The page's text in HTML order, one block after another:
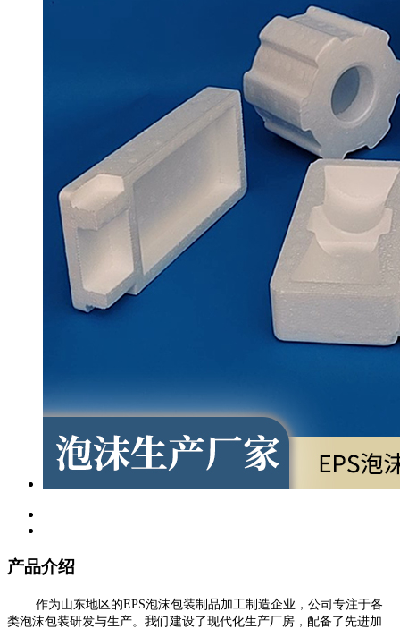
产品介绍
作为山东地区的EPS泡沫包装制品加工制造企业，公司专注于各
类泡沫包装研发与生产。我们建设了现代化生产厂房，配备了先进加